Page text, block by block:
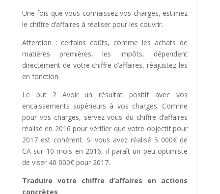
Une fois que vous connaissez vos charges, estimez
le chiffre d’affaires à réaliser pour les couvrir.
Attention : certains coûts, comme les achats de
matières premières, les impôts, dépendent
directement de votre chiffre d’affaires, réajustez-les
en fonction.
Le but ? Avoir un résultat positif avec vos
encaissements supérieurs à vos charges. Comme
pour vos charges, servez-vous du chiffre d’affaires
réalisé en 2016 pour vérifier que votre objectif pour
2017 est cohérent. Si vous avez réalisé 5 000€ de
CA sur 10 mois en 2016, il paraît un peu optimiste
de viser 40 000€ pour 2017.
Traduire votre chiffre d’affaires en actions
concrètes